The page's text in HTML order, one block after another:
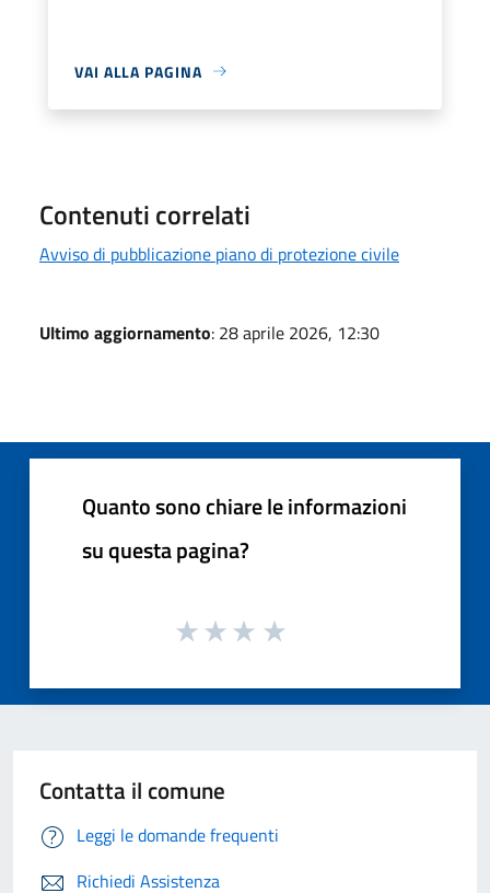
VAI ALLA PAGINA
Contenuti correlati
Avviso di pubblicazione piano di protezione civile
Ultimo aggiornamento: 28 aprile 2026, 12:30
Quanto sono chiare le informazioni
su questa pagina?
Contatta il comune
Leggi le domande frequenti
Richiedi Assistenza